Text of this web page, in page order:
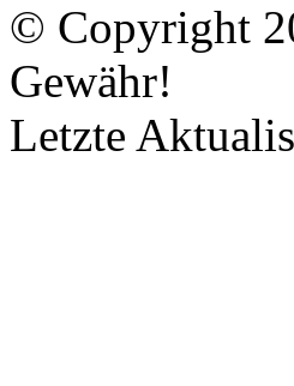
© Copyright
Gewähr!
Letzte